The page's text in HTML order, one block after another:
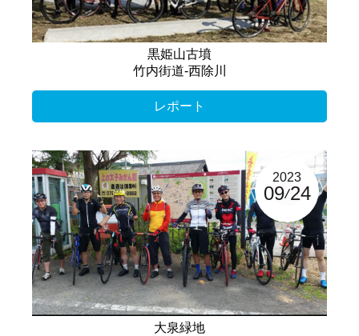
黒姫山古墳
竹内街道-西除川
レポート
2023
09 24
大泉緑地